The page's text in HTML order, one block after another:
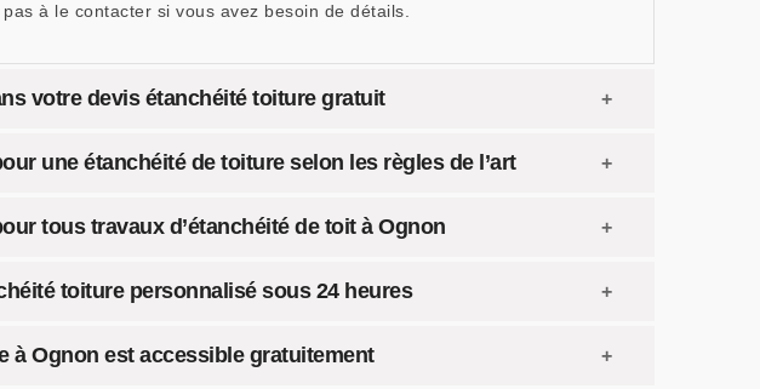
à le contacter si vous avez besoin de détails.
votre devis étanchéité toiture gratuit
une étanchéité de toiture selon les règles de l’art
tous travaux d’étanchéité de toit à Ognon
toiture personnalisé sous 24 heures
à Ognon est accessible gratuitement